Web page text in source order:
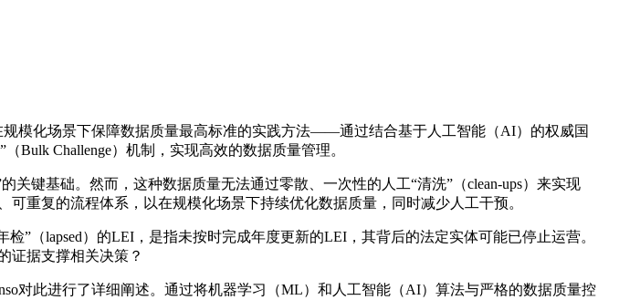
规模化场景下保障数据质量最高标准的实践方法——通过结合基于人工智能（AI）的权威国
Bulk Challenge）机制，实现高效的数据质量管理。
键基础。然而，这种数据质量无法通过零散、一次性的人工“清洗”（clean-ups）来实现
重复的流程体系，以在规模化场景下持续优化数据质量，同时减少人工干预。
”（lapsed）的LEI，是指未按时完成年度更新的LEI，其背后的法定实体可能已停止运营。
证据支撑相关决策？
对此进行了详细阐述。通过将机器学习（ML）和人工智能（AI）算法与严格的数据质量控